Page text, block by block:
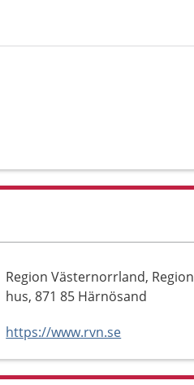
Region Västernorrland,
hus, 871 85 Härnösand
https://www.rvn.se